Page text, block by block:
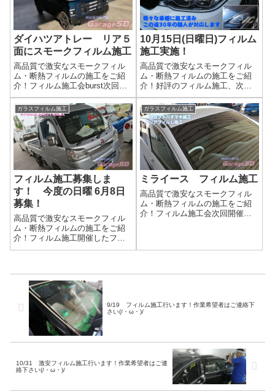
ダイハツアトレー リア５
面にスモークフィルム施工
高品質で激安なスモークフィル
ム・断熱フィルムの施工をご紹
介！フィルム施工会burst次回開
催日は…2025年未定 施工希望
者がいれば開催します施工車両
を募集します！冬の強い日差し
に断熱フィルムはいかがです
か？ お肌の日焼け対策になり
ますよ(...
10月15日(日曜日)フィルム
施工実施！
高品質で激安なスモークフィル
ム・断熱フィルムの施工をご紹
介！好評のフィルム施工、次回
は10月15日です！ 施工車両を
募集します(^^)/強い日差しに断熱
フィルムはいかがですか？ お
肌の日焼け対策になりますよ
(^_-)-☆ＬＩＮＴＥＣ高遮熱性...
ガラスフィルム施工
フィルム施工募集しま
す！ 今度の日曜 6月8日
募集！
高品質で激安なスモークフィル
ム・断熱フィルムの施工をご紹
介！フィルム施工開催したフィ
ルム施工会をご紹介熟練職人が
望日に数台を募集する感じでフ
ィルム施工を実施しています。
埃の入りにくいブ...
ガラスフィルム施工
ミライース フィルム施工
高品質で激安なスモークフィル
ム・断熱フィルムの施工をご紹
介！フィルム施工会次回開催日
の強い日差しに断熱フィルムは
対策になりますよ(...
9/19 フィルム施工行います！作業希望者はご連絡下
さい(/・ω・)/
10/31 激安フィルム施工行います！作業希望者はご連
絡下さい(/・ω・)/